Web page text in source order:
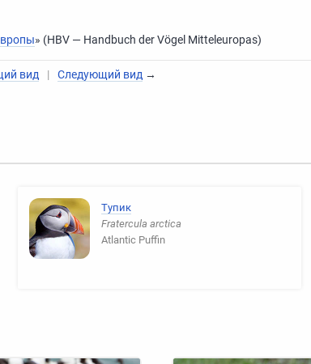
» (HBV — Handbuch der Vögel Mitteleuropas)
вид | Следующий вид →
Тупик
Fratercula arctica
Atlantic Puffin